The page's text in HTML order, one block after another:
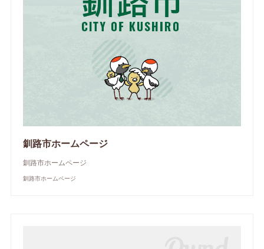
釧路市ホームページ
釧路市ホームページ
釧路市ホームページ